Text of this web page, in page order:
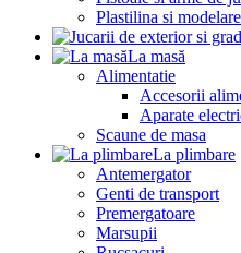
Plastilina si modelare
La masă
Alimentatie
Accesorii
Aparate
Scaune de masa
La plimbare
Antemergator
Genti de transport
Premergatoare
Marsupii